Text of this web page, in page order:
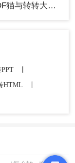
用指南与功能对比！
HTML